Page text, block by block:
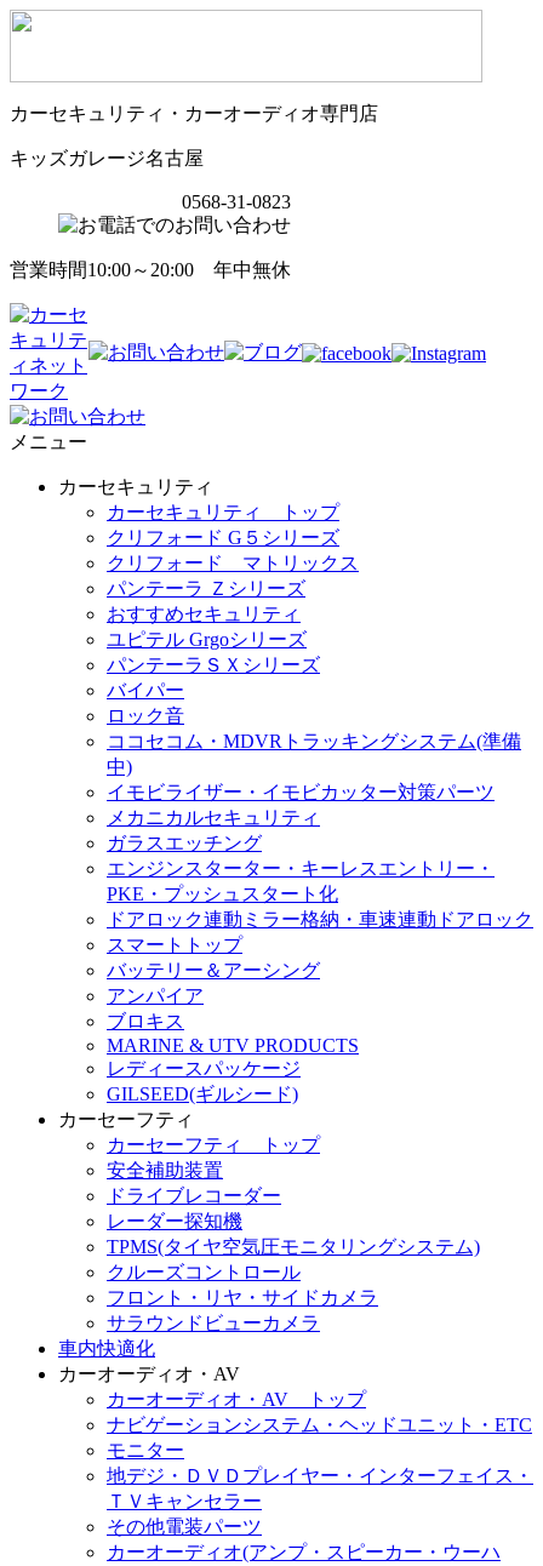
カーセキュリティ・カーオーディオ専門店
キッズガレージ名古屋
0568-31-0823
営業時間10:00～20:00 年中無休
メニュー
カーセキュリティ
カーセキュリティ トップ
クリフォード G５シリーズ
クリフォード マトリックス
パンテーラ Ｚシリーズ
おすすめセキュリティ
ユピテル Grgoシリーズ
パンテーラＳＸシリーズ
バイパー
ロック音
ココセコム・MDVRトラッキングシステム(準備
中)
イモビライザー・イモビカッター対策パーツ
メカニカルセキュリティ
ガラスエッチング
エンジンスターター・キーレスエントリー・
PKE・プッシュスタート化
ドアロック連動ミラー格納・車速連動ドアロック
スマートトップ
バッテリー＆アーシング
アンパイア
ブロキス
MARINE & UTV PRODUCTS
レディースパッケージ
GILSEED(ギルシード)
カーセーフティ
カーセーフティ トップ
安全補助装置
ドライブレコーダー
レーダー探知機
TPMS(タイヤ空気圧モニタリングシステム)
クルーズコントロール
フロント・リヤ・サイドカメラ
サラウンドビューカメラ
車内快適化
カーオーディオ・AV
カーオーディオ・AV トップ
ナビゲーションシステム・ヘッドユニット・ETC
モニター
地デジ・ＤＶＤプレイヤー・インターフェイス・
ＴＶキャンセラー
その他電装パーツ
カーオーディオ(アンプ・スピーカー・ウーハ